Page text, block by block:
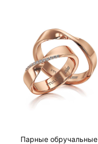
Парные обручальные